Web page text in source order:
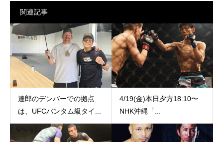
関連記事
達郎のデンバーでの拠点
は、UFCバンタム級タイ...
4/19(金)本日夕方18:10〜
NHK沖縄「...